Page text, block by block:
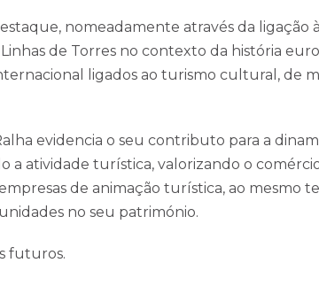
nomeadamente através da ligação
de Torres no contexto da história
ligados ao turismo cultural, de
evidencia o seu contributo para a
atividade turística, valorizando o
de animação turística, ao mesmo
no seu património.
futuros.